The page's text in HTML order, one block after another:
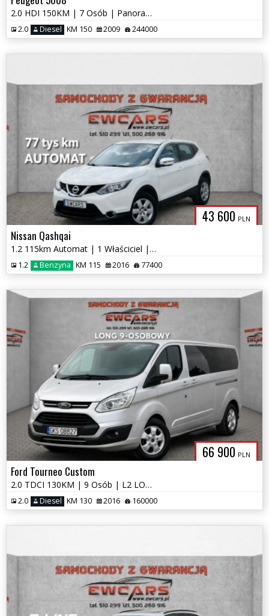
2.0 HDI 150KM | 7 Osób | Panorama | Head-Up | Kamera | Navi
2.0 Diesel KM 150 2009 244000
43 600 PLN
Nissan Qashqai
1.2 115km Automat | 1 Właściciel | 77 tys. km | Kamera | OPŁACONY|
1.2 Benzyna KM 115 2016 77400
66 900 PLN
Ford Tourneo Custom
2.0 TDCI 130KM | 9 Osób | L2 LONG LIMITED | Kamera | Navi | Hak
2.0 Diesel KM 130 2016 160000